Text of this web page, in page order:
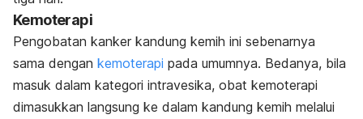
Kemoterapi
Pengobatan kanker kandung kemih ini sebenarnya
sama dengan kemoterapi pada umumnya. Bedanya, bila
masuk dalam kategori intravesika, obat kemoterapi
dimasukkan langsung ke dalam kandung kemih melalui